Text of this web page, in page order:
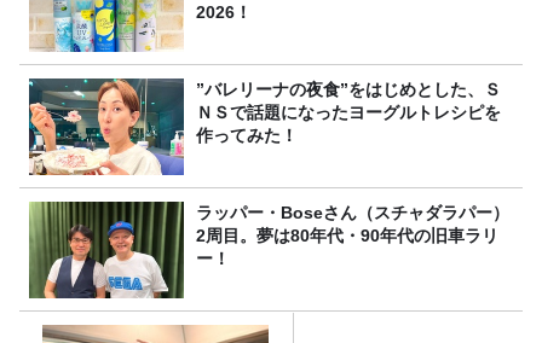
2026！
”バレリーナの夜食”をはじめとした、Ｓ
ＮＳで話題になったヨーグルトレシピを
作ってみた！
ラッパー・Boseさん（スチャダラパー）
2周目。夢は80年代・90年代の旧車ラリ
ー！